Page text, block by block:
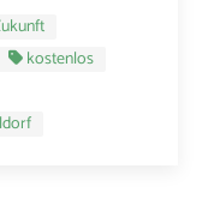
kostenlos